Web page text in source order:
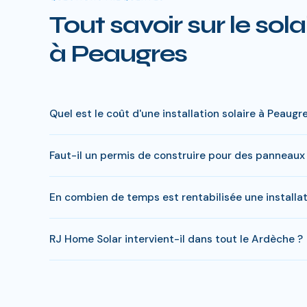
Tout savoir sur le
à Peaugres
Quel est le coût d'une installation solaire à
charge peut descendre sous 4 000 € pour une
Faut-il un permis de construire pour des panneaux
Home Solar gère toutes ces démarches sans surcoût.
En combien de temps est rentabilisée une
economies entre 20 000 et 35 000 €.
RJ Home Solar intervient-il dans tout le Ardèche ?